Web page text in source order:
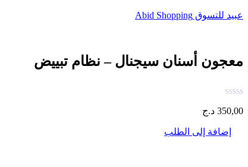
عبيد للتسوق Abid Shopping
معجون أسنان سيجنال – نظام تبييض
350,00 د.ج
إضافة إلى الطلب